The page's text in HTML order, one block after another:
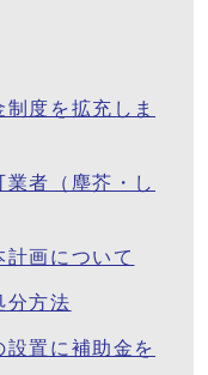
度を拡充しま
者（塵芥・し
画について
分方法
置に補助金を